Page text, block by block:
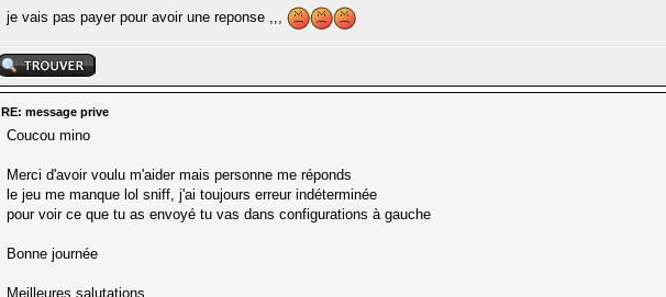
je vais pas payer pour avoir une reponse ,,,
RE: message prive
Coucou mino
Merci d'avoir voulu m'aider mais personne me réponds
le jeu me manque lol sniff, j'ai toujours erreur indéterminée
pour voir ce que tu as envoyé tu vas dans configurations à gauche
Bonne journée
Meilleures salutations